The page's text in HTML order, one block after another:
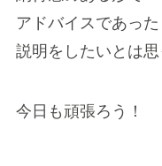
アドバイスであった
説明をしたいとは思
今日も頑張ろう！